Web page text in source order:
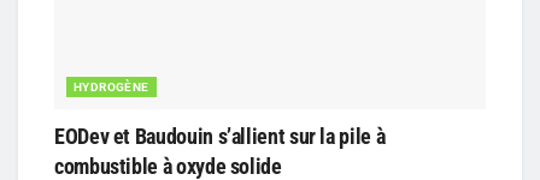
HYDROGÈNE
EODev et Baudouin s’allient sur la pile à
combustible à oxyde solide